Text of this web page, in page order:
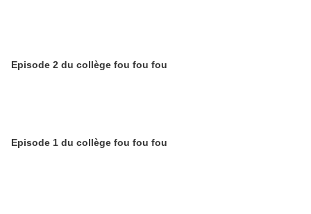
Episode 2 du collège fou fou fou
Episode 1 du collège fou fou fou